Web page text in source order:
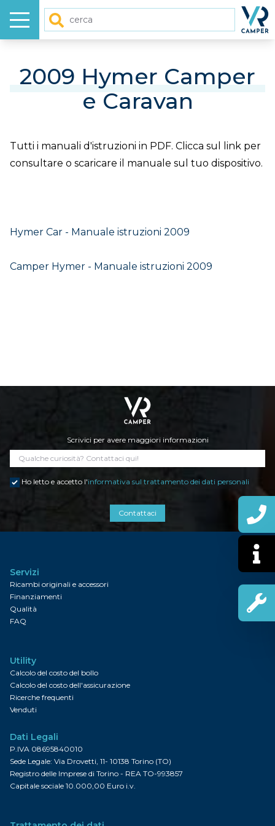
Menu
GALLERY
2009 Hymer Camper
e Caravan
Tutti i manuali d'istruzioni in PDF. Clicca sul link per
consultare o scaricare il manuale sul tuo dispositivo.
Hymer Car - Manuale istruzioni 2009
Camper Hymer - Manuale istruzioni 2009
Scrivici per avere maggiori informazioni
Ho letto e accetto l'informativa sul trattamento dei dati personali
Contattaci
Servizi
Ricambi originali e accessori
Finanziamenti
Qualità
FAQ
Utility
Calcolo del costo del bollo
Calcolo del costo dell'assicurazione
Ricerche frequenti
Venduti
Dati Legali
P.IVA 08695840010
Sede Legale: Via Drovetti, 11- 10138 Torino (TO)
Registro delle Imprese di Torino - REA TO-993857
Capitale sociale 10.000,00 Euro i.v.